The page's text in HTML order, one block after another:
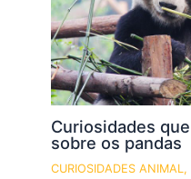
Curiosidades
sobre os pandas
CURIOSIDADES ANIMAL ,